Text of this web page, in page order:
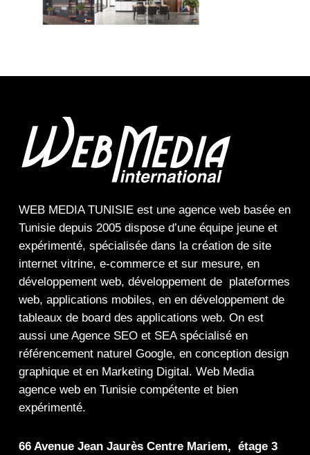
WEB MEDIA TUNISIEest une agence webbasée en
Tunisie depuis 2005 dispose d’une équipe jeune et
expérimenté, spécialisée dans la création de site
internet vitrine, e-commerceet sur mesure, en
développement web, développement de plateformes
web, applications mobiles, en en développement de
tableaux de board des applications web. On est
aussi une Agence SEOet SEAspécialisé en
référencement naturel Google, en conception design
graphiqueet en Marketing Digital . Web Media
agence web en Tunisie compétente et bien
expérimenté.
66 Avenue Jean Jaurès Centre Mariem, étage 3